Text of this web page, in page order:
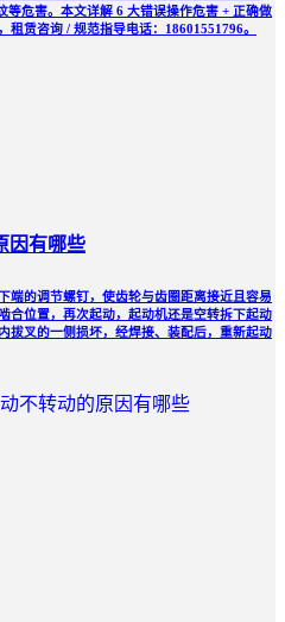
等危害。本文详解 6 大错误操作危害 + 正确做
赁咨询 / 规范指导电话：18601551796。
因有哪些
端的调节螺钉，使齿轮与齿圈距离接近且容易
合位置，再次起动，起动机还是空转拆下起动
拔叉的一侧损坏，经焊接、装配后，重新起动